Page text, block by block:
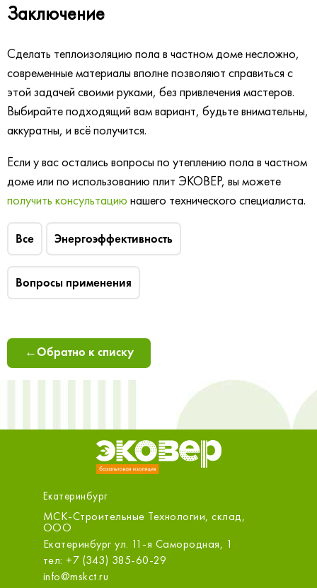
Заключение
Сделать теплоизоляцию пола в частном доме несложно,
современные материалы вполне позволяют справиться с
этой задачей своими руками, без привлечения мастеров.
Выбирайте подходящий вам вариант, будьте внимательны,
аккуратны, и всё получится.
Если у вас остались вопросы по утеплению пола в частном
доме или по использованию плит ЭКОВЕР, вы можете
получить консультацию нашего технического специалиста.
Все Энергоэффективность
Вопросы применения
←Обратно к списку
Екатеринбург
МСК-Строительные Технологии, склад,
ООО
Екатеринбург ул. 11-я Самородная, 1
тел: +7 (343) 385-60-29
info@mskct.ru